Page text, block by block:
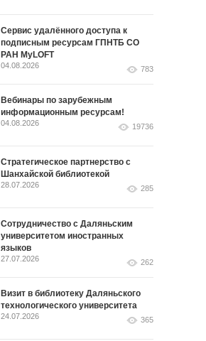
Сервис удалённого доступа к
подписным ресурсам ГПНТБ СО
РАН MyLOFT
04.08.2026 783
Вебинары по зарубежным
информационным ресурсам!
04.08.2026 19736
Стратегическое партнерство с
Шанхайской библиотекой
28.07.2026 285
Сотрудничество с Даляньским
университетом иностранных
языков
27.07.2026 262
Визит в библиотеку Даляньского
технологического университета
24.07.2026 365